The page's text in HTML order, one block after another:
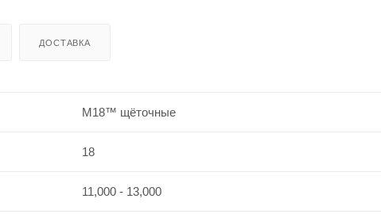
ДОСТАВКА
M18™ щёточные
18
11,000 - 13,000